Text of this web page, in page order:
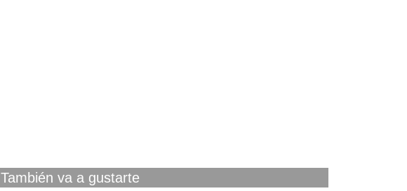
También va a gustarte